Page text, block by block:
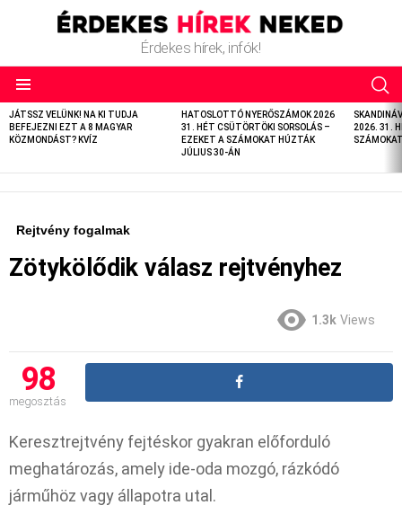
Érdekes hírek, infók!
LATEST
STORIES
JÁTSSZ VELÜNK! NA KI TUDJA
BEFEJEZNI EZT A 8 MAGYAR
KÖZMONDÁST? KVÍZ
HATOSLOTTÓ NYERŐSZÁMOK 2026
31. HÉT CSÜTÖRTÖKI SORSOLÁS –
EZEKET A SZÁMOKAT HÚZTÁK
JÚLIUS 30-ÁN
2026. 31.
Rejtvény fogalmak
Zötykölődik válasz rejtvényhez
1.3k Views
98
megosztás
Keresztrejtvény fejtéskor gyakran előforduló
meghatározás, amely ide-oda mozgó, rázkódó
járműhöz vagy állapotra utal.